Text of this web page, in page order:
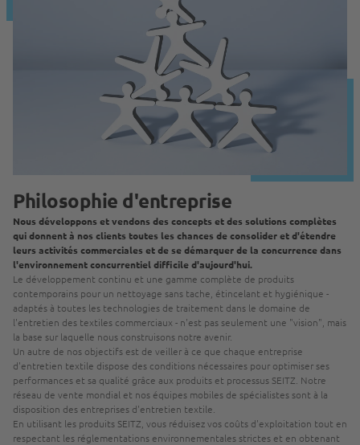
Philosophie d'entreprise
Nous développons et vendons des concepts et des solutions complètes
qui donnent à nos clients toutes les chances de consolider et d'étendre
leurs activités commerciales et de se démarquer de la concurrence dans
l'environnement concurrentiel difficile d'aujourd'hui.
Le développement continu et une gamme complète de produits
contemporains pour un nettoyage sans tache, étincelant et hygiénique -
adaptés à toutes les technologies de traitement dans le domaine de
l'entretien des textiles commerciaux - n'est pas seulement une "vision", mais
la base sur laquelle nous construisons notre avenir.
Un autre de nos objectifs est de veiller à ce que chaque entreprise
d'entretien textile dispose des conditions nécessaires pour optimiser ses
performances et sa qualité grâce aux produits et processus SEITZ. Notre
réseau de vente mondial et nos équipes mobiles de spécialistes sont à la
disposition des entreprises d'entretien textile.
En utilisant les produits SEITZ, vous réduisez vos coûts d'exploitation tout en
respectant les réglementations environnementales strictes et en obtenant